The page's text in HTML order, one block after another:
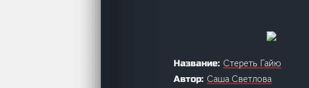
Название: Стереть Гайю
Автор: Саша Светлова